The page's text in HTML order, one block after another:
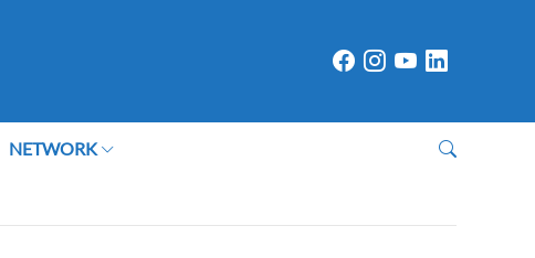
NETWORK